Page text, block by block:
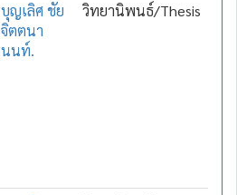
บุญเลิศ ชัย
จิตตนา
นนท์.
วิทยานิพนธ์/Thesis